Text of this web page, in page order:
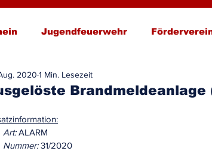
Jugendfeuerwehr
Brandmeldeanlage
2020 1 Min. Lesezeit
Art: ALARM
Nummer: 31/2020